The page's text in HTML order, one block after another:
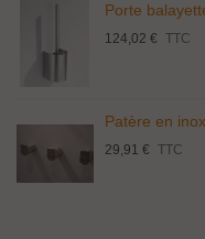
Porte
124,02 € TTC
Patère en
29,91 € TTC